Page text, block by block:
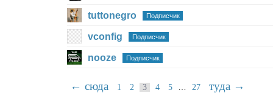
tuttonegro Подписчик
vconfig Подписчик
nooze Подписчик
← сюда 1 2 3 4 5 27 туда →